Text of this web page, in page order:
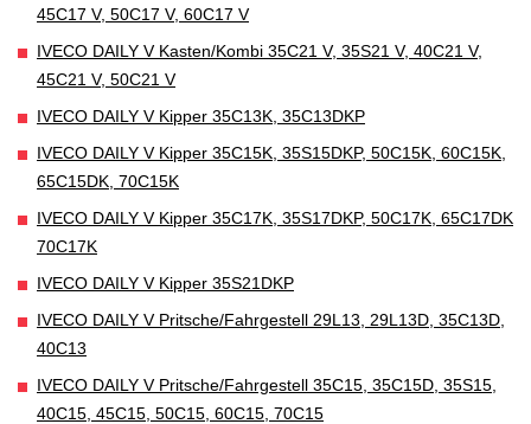
45C17 V, 50C17 V, 60C17 V
IVECO DAILY V Kasten/Kombi 35C21 V, 35S21 V, 40C21 V,
45C21 V, 50C21 V
IVECO DAILY V Kipper 35C13K, 35C13DKP
IVECO DAILY V Kipper 35C15K, 35S15DKP, 50C15K, 60C15K,
65C15DK, 70C15K
IVECO DAILY V Kipper 35C17K, 35S17DKP, 50C17K, 65C17DK
70C17K
IVECO DAILY V Kipper 35S21DKP
IVECO DAILY V Pritsche/Fahrgestell 29L13, 29L13D, 35C13D,
40C13
IVECO DAILY V Pritsche/Fahrgestell 35C15, 35C15D, 35S15,
40C15, 45C15, 50C15, 60C15, 70C15